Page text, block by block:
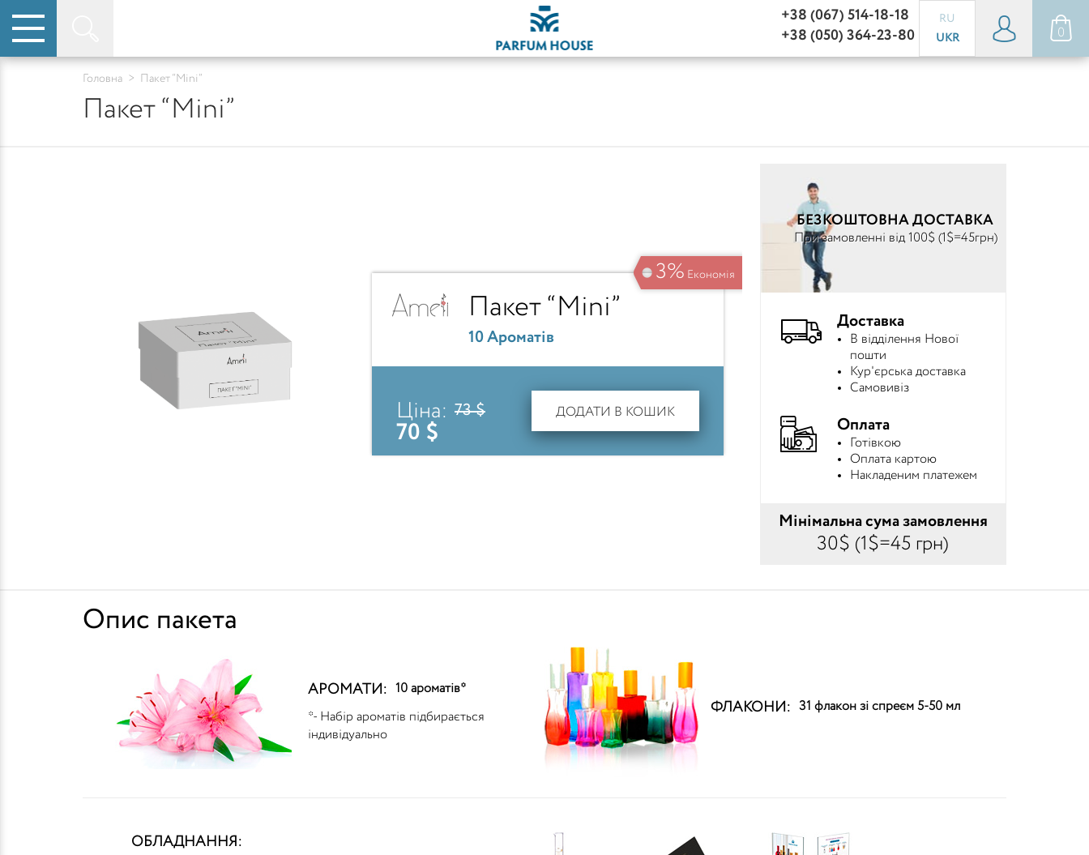
0
RU
UKR
+38 (067) 514-18-18
+38 (050) 364-23-80
Головна > Пакет “Mini”
Пакет “Mini”
Пакет “Mini”
10 Ароматів
Ціна: 73 $
70 $
ДОДАТИ В КОШИК
3% Економія
БЕЗКОШТОВНА ДОСТАВКА
При замовленні від 100$ (1$=45грн)
Доставка
В відділення Нової
пошти
Кур'єрська доставка
Самовивіз
Оплата
Готівкою
Оплата картою
Накладеним платежем
Мінімальна сума замовлення
30$ (1$=45 грн)
Опис пакета
АРОМАТИ: 10 ароматів*
*- Набір ароматів підбирається
індивідуально
ФЛАКОНИ: 31 флакон зі спреєм 5-50 мл
ОБЛАДНАННЯ: